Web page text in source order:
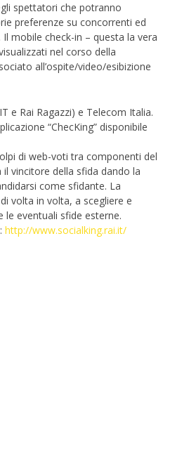
Pink Floyd in mostra a Roma
19/10/2011
Redazione
spettatori che potranno
preferenze su concorrenti ed
mobile check-in – questa la vera
nel corso della
all’ospite/video/esibizione
e Rai Ragazzi) e Telecom Italia.
“ChecKing” disponibile
di web-voti tra componenti del
il vincitore della sfida dando la
come sfidante. La
volta in volta, a scegliere e
le eventuali sfide esterne.
http://www.socialking.rai.it/